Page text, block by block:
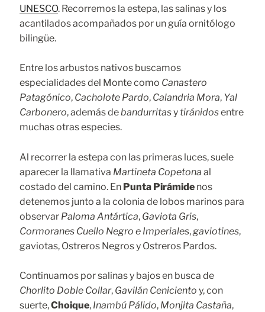
UNESCO. Recorremos la estepa, las salinas y los
acantilados acompañados por un guía ornitólogo
bilingüe.
Entre los arbustos nativos buscamos
especialidades del Monte como Canastero
Patagónico, Cacholote Pardo, Calandria Mora, Yal
Carbonero, además debandurritasy tiránidosentre
muchas otras especies.
Al recorrer la estepa con las primeras luces, suele
aparecer la llamativa Martineta Copetona al
costado del camino. En Punta Pirámide nos
detenemos junto a la colonia de lobos marinos para
observar Paloma Antártica, Gaviota Gris,
Cormoranes Cuello Negro e Imperiales, gaviotines,
gaviotas, Ostreros Negros y Ostreros Pardos.
Continuamos por salinas y bajos en busca de
Chorlito Doble Collar, Gavilán Ceniciento y, con
suerte,Choique, Inambú Pálido, Monjita Castaña,